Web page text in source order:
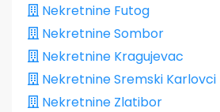
Nekretnine Futog
Nekretnine Sombor
Nekretnine Kragujevac
Nekretnine Sremski Karlovci
Nekretnine Zlatibor